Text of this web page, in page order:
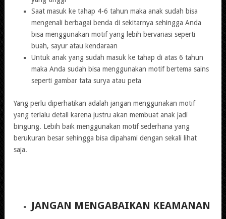
Saat masuk ke tahap 4-6 tahun maka anak sudah bisa
mengenali berbagai benda di sekitarnya sehingga Anda
bisa menggunakan motif yang lebih bervariasi seperti
buah, sayur atau kendaraan
Untuk anak yang sudah masuk ke tahap di atas 6 tahun
maka Anda sudah bisa menggunakan motif bertema sains
seperti gambar tata surya atau peta
Yang perlu diperhatikan adalah jangan menggunakan motif
yang terlalu detail karena justru akan membuat anak jadi
bingung. Lebih baik menggunakan motif sederhana yang
berukuran besar sehingga bisa dipahami dengan sekali lihat
saja.
JANGAN MENGABAIKAN KEAMANAN